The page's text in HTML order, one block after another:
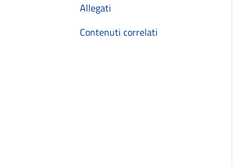
Allegati
Contenuti correlati